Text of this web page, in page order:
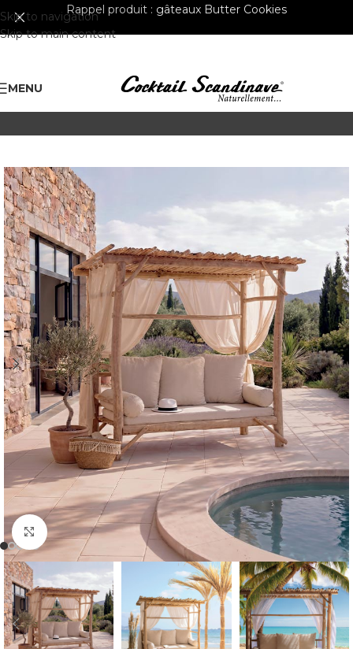
Skip to navigation
Skip to main content
Rappel produit : gâteaux Butter Cookies
MENU
Cliquer pour agrandir